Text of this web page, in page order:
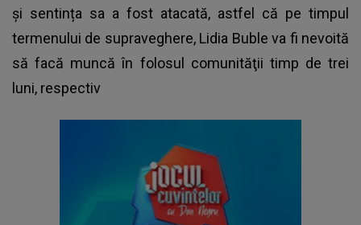
și sentința sa a fost atacată, astfel că pe timpul
termenului de supraveghere, Lidia Buble va fi nevoită
să facă muncă în folosul comunităţii timp de trei
luni, respectiv